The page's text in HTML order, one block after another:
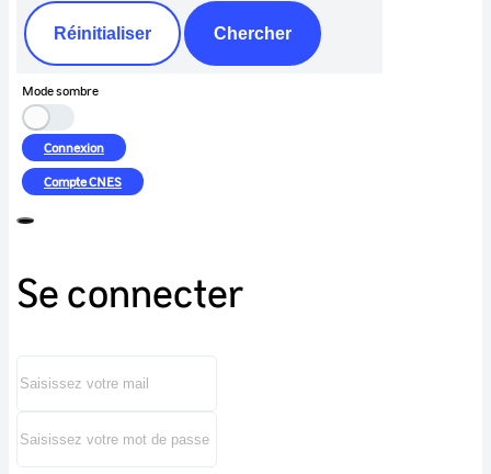
Réinitialiser Chercher
Mode sombre
Connexion
CompteCNES
Se connecter